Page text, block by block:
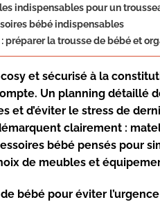
indispensables pour un
bébé indispensables
préparer la trousse de bébé et
et sécurisé à la
Un planning détaillé
et d’éviter le stress de
clairement :
bébé pensés pour
de meubles et
bébépour éviter